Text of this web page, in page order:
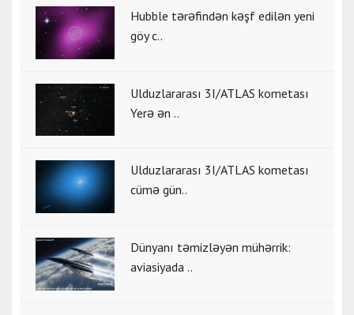
Hubble tərəfindən kəşf edilən yeni
göy c..
Ulduzlararası 3I/ATLAS kometası
Yerə ən ..
Ulduzlararası 3I/ATLAS kometası
cümə gün..
Dünyanı təmizləyən mühərrik:
aviasiyada ..